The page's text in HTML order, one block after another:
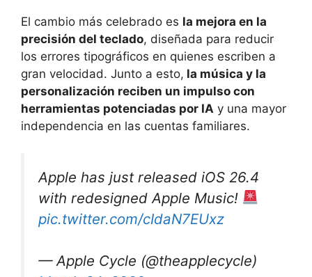
El cambio más celebrado es la mejora en la
precisión del teclado, diseñada para reducir
los errores tipográficos en quienes escriben a
gran velocidad. Junto a esto, la música y la
personalización reciben un impulso con
herramientas potenciadas por IA y una mayor
independencia en las cuentas familiares.
Apple has just released iOS 26.4
with redesigned Apple Music!
pic.twitter.com/cIdaN7EUxz
— Apple Cycle (@theapplecycle)